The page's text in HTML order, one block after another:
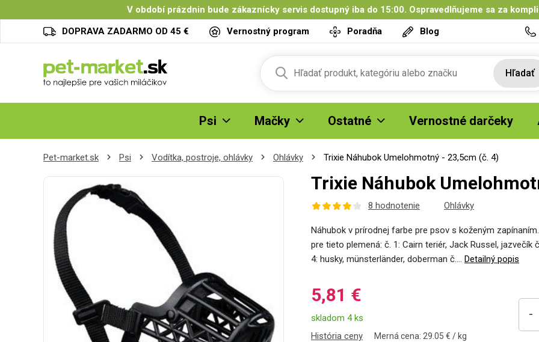
V období prázdnin bude zákaznícky servis dostupný iba do 15:00. Ospravedlňujeme sa za
DOPRAVA ZADARMO OD 45 €
Vernostný program Poradňa Blog
Hľadať
Psi Mačky Ostatné Vernostné darčeky
Pet-market.sk Psi Vodítka, postroje, ohlávky Ohlávky Trixie Náhubok Umelohmotný - 23,5cm (č. 4)
Trixie Náhubok
8 hodnotenie Ohlávky
Náhubok v prírodnej farbe pre psov s koženým
pre tieto plemená: č. 1: Cairn teriér, Jack Russel, jazvečík
4: husky, münsterländer, doberman č.… Detailný popis
5,81 €
skladom 4 ks
História ceny
Merná cena: 29.05 € / kg
-